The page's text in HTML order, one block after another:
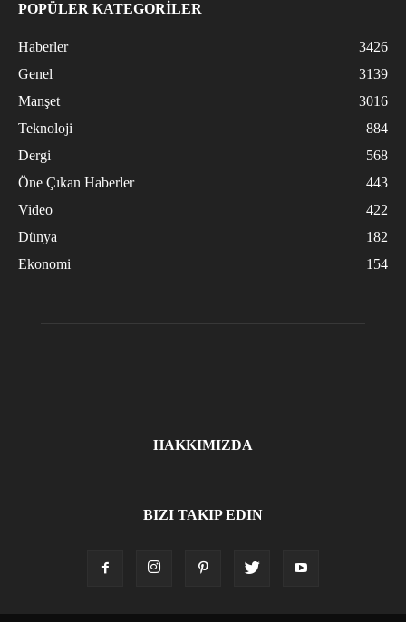
POPÜLER KATEGORİLER
Haberler
3426
Genel
3139
Manşet
3016
Teknoloji
884
Dergi
568
Öne Çıkan Haberler
443
Video
422
Dünya
182
Ekonomi
154
HAKKIMIZDA
BIZI TAKIP EDIN